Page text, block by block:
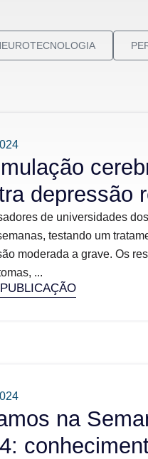
depressão
de universidades
testando um
moderada a grave. Os
...
na